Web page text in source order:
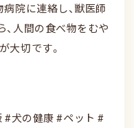
院に連絡し、獣医師
人間の食べ物をむや
大切です。
#犬の健康 #ペット #